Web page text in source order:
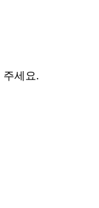
주세요.